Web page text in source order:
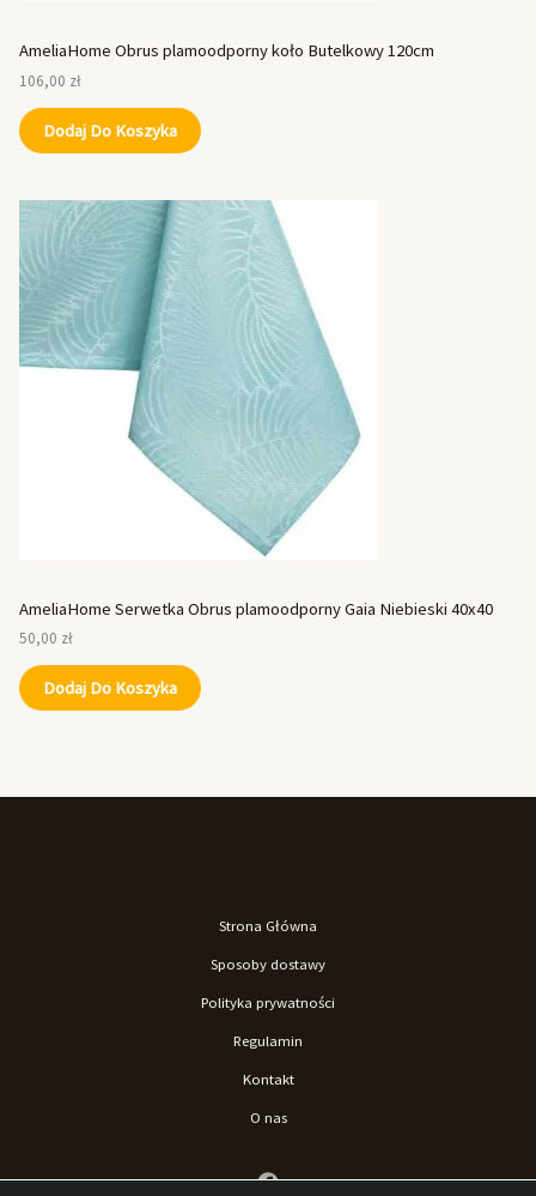
AmeliaHome Obrus plamoodporny koło Butelkowy 120cm
106,00 zł
Dodaj Do Koszyka
AmeliaHome Serwetka Obrus plamoodporny Gaia Niebieski 40x40
50,00 zł
Dodaj Do Koszyka
Strona Główna
Sposoby dostawy
Polityka prywatności
Regulamin
Kontakt
O nas